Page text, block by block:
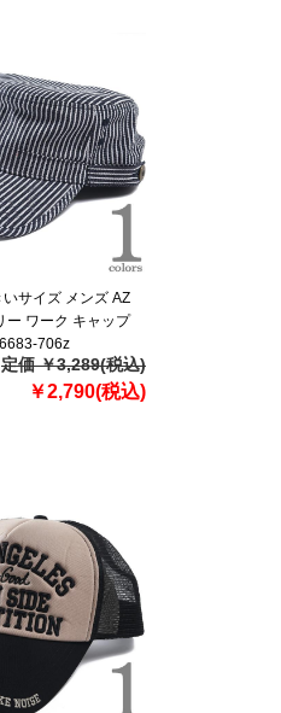
いサイズ メンズ AZ
ー ワーク キャップ
706z
定価 ￥3,289(税込)
￥2,790(税込)